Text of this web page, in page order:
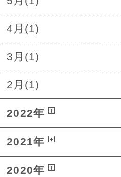
4月(1)
3月(1)
2月(1)
2022年
2021年
2020年